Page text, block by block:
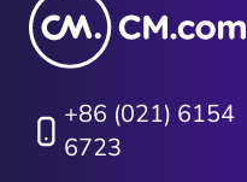
+86 (021) 6154
6723